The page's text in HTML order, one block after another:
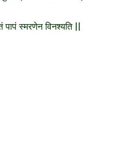
स्मरणेन विनश्यति ||